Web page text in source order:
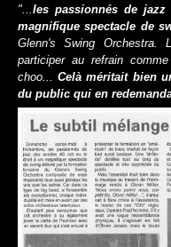
"...les passionnés de
magnifique spectacle de
Glenn's Swing
participer au refrain
choo...Celà méritait bien
du public qui en